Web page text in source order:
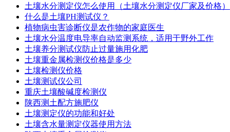
土壤水分测定仪怎么使用（土壤水分测定仪厂家及价格）
什么是土壤PH测试仪？
植物病虫害诊断仪是农作物的家庭医生
土壤水分温度电导率自动监测系统，适用于野外工作
土壤养分测试仪防止过量施用化肥
土壤重金属检测仪价格是多少
土壤检测仪价格
土壤测试仪公司
重庆土壤酸碱度检测仪
陕西测土配方施肥仪
土壤测定仪的功能和好处
土壤含水量测定仪器使用方法